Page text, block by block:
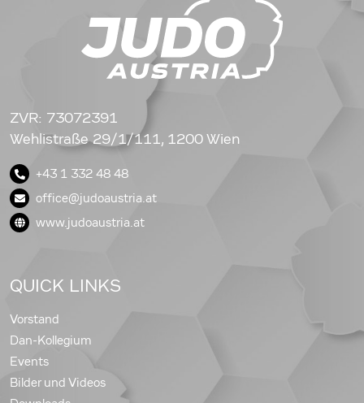
ZVR: 73072391
Wehlistraße 29/1/111, 1200 Wien
+43 1 332 48 48
office@judoaustria.at
www.judoaustria.at
QUICK LINKS
Vorstand
Dan-Kollegium
Events
Bilder und Videos